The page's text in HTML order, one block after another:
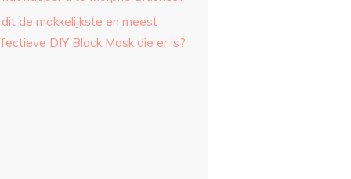
dit de makkelijkste en meest
DIY Black Mask die er is?